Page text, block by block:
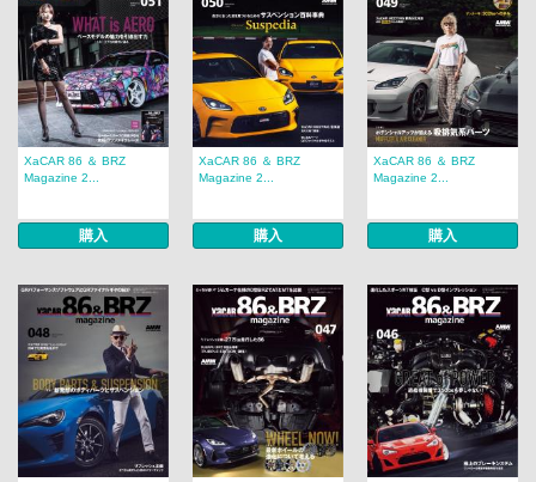
XaCAR 86 ＆ BRZ
Magazine 2...
購入
XaCAR 86 ＆ BRZ
Magazine 2...
購入
XaCAR 86 ＆ BRZ
Magazine 2...
購入